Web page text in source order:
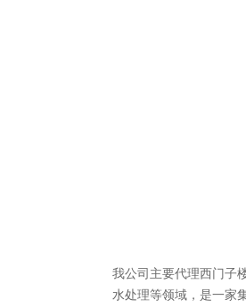
我公司主要代理西门子
水处理等领域， 是一家